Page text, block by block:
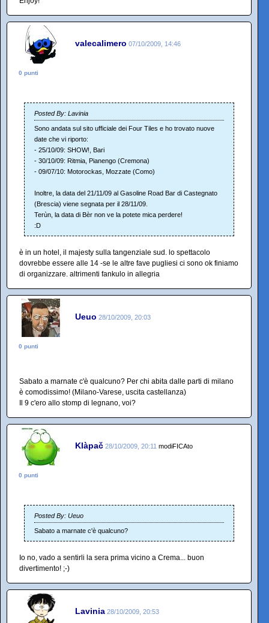
valecalimero 07/10/2009, 14:46
0 punti
Posted By: Lavinia
Sono andata sul sito ufficiale dei Four Tiles e ho trovato nuove
date che vi riporto:
- 25/10/09: SHOW!, Bari
- 30/10/09: Ritmia, Pianengo (Cremona)
- 09/07/10: Motorockas, Mozzate (Como)
Inoltre, la data del 21/11/09 al Gasoline Road Bar di Castegnato
(Brescia) viene segnata per il 28/11/09.
Terùn, la data di Bèr non ve la potete mica perdere!
:D
è in un hotel, il majesty sulla tangenziale sud. lo spettacolo
dovrebbe essere alle 14 -se le altre fave pugliesi ci sono ok finiamo
di organizzare. altrimenti fankulo in allegria
Ueuo 28/10/2009, 20:03
0 punti
Sabato a marnate c'è qualcuno? Per chi abita dalle parti di milano
è comodissimo! (Milano-Varese, uscita castellanza)
Il 9 c'ero allo stomp di legnano, voi?
Klàpač 28/10/2009, 20:11 modiFICAto
0 punti
Posted By: Ueuo
Sabato a marnate c'è qualcuno?
Io no, vado a sentirli la sera prima vicino a Crema... buon
divertimento! ;-)
Lavinia 28/10/2009, 20:53